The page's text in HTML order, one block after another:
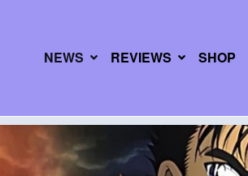
NEWS REVIEWS SHOP